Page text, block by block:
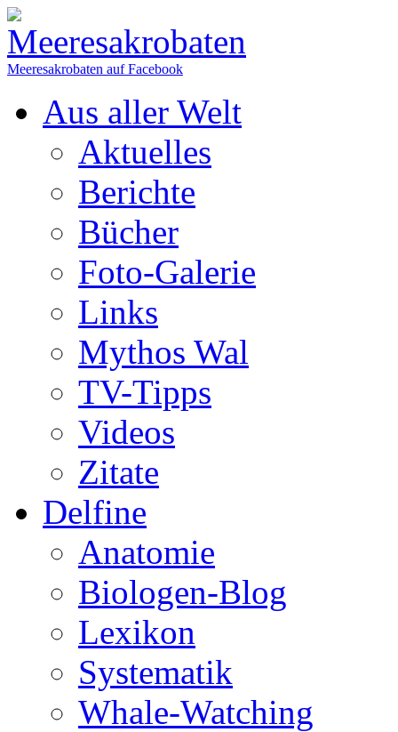
Meeresakrobaten auf Facebook
Aus aller Welt
Aktuelles
Berichte
Bücher
Foto-Galerie
Links
Mythos Wal
TV-Tipps
Videos
Zitate
Delfine
Anatomie
Biologen-Blog
Lexikon
Systematik
Whale-Watching